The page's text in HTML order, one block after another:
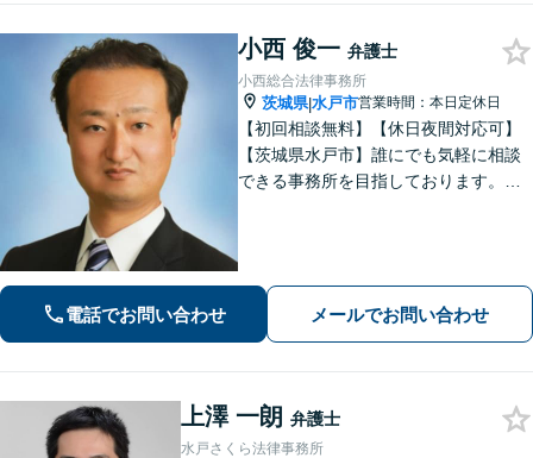
小西 俊一 弁護士
小西総合法律事務所
茨城県|水戸市営業時間：本日定休日
【初回相談無料】【休日夜間対応可】
【茨城県水戸市】誰にでも気軽に相談
できる事務所を目指しております。依
にご相談ください。
電話でお問い合わせ メールでお問い合わせ
上澤 一朗 弁護士
水戸さくら法律事務所